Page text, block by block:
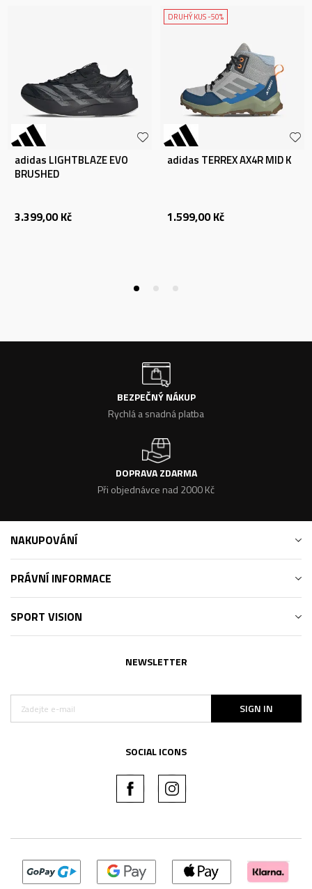
adidas LIGHTBLAZE EVO
BRUSHED
3.399,00 Kč
DRUHÝ KUS -50%
adidas TERREX AX4R MID K
1.599,00 Kč
BEZPEČNÝ NÁKUP
Rychlá a snadná platba
DOPRAVA ZDARMA
Při objednávce nad 2000 Kč
NAKUPOVÁNÍ
PRÁVNÍ INFORMACE
SPORT VISION
NEWSLETTER
SIGN IN
SOCIAL ICONS